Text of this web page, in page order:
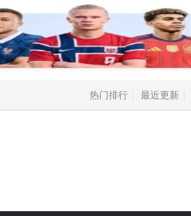
热门排行 最近更新